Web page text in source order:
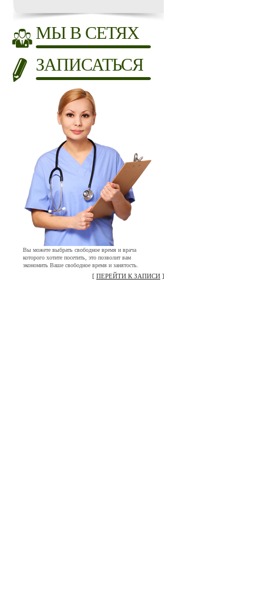
МЫ В СЕТЯХ
ЗАПИСАТЬСЯ
Вы можете выбрать свободное время и врача
которого хотите посетить, это позволит вам
экономить Ваше свободное время и занятость.
[ ПЕРЕЙТИ К ЗАПИСИ ]